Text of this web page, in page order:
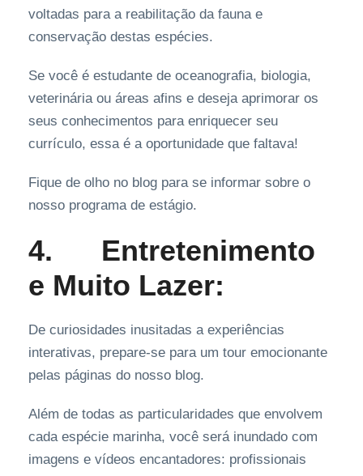
voltadas para a reabilitação da fauna e
conservação destas espécies.
Se você é estudante de oceanografia, biologia,
veterinária ou áreas afins e deseja aprimorar os
seus conhecimentos para enriquecer seu
currículo, essa é a oportunidade que faltava!
Fique de olho no blog para se informar sobre o
nosso programa de estágio.
4.
Entretenimento
e Muito Lazer:
De curiosidades inusitadas a experiências
interativas, prepare-se para um tour emocionante
pelas páginas do nosso blog.
Além de todas as particularidades que envolvem
cada espécie marinha, você será inundado com
imagens e vídeos encantadores: profissionais